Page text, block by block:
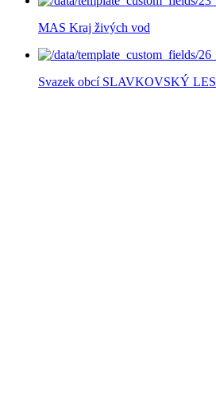
MAS Kraj živých vod
Svazek obcí SLAVKOVSKÝ LES